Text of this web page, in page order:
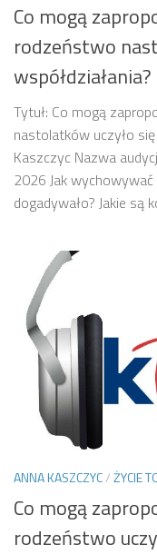
Co mogą
rodzeństwo
współdziałania?
Tytuł: Co mogą
nastolatków uczyło
Kaszczyc Nazwa
2026 Jak
dogadywało? Jakie są
ANNA KASZCZYC/ŻYCIE
Co mogą
rodzeństwo